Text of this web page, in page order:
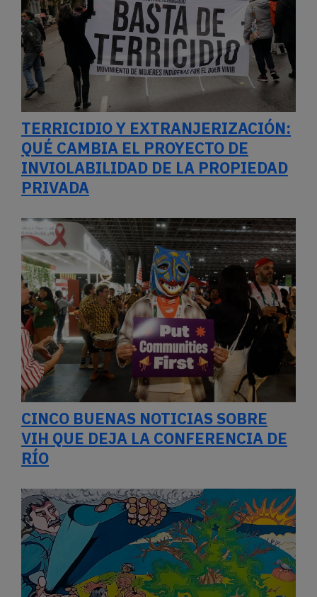
TERRICIDIO Y EXTRANJERIZACIÓN:
QUÉ CAMBIA EL PROYECTO DE
INVIOLABILIDAD DE LA PROPIEDAD
PRIVADA
CINCO BUENAS NOTICIAS SOBRE
VIH QUE DEJA LA CONFERENCIA DE
RÍO